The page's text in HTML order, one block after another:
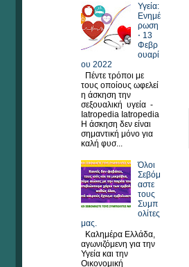
Υγεία:
Ενημέ
ρωση
⋅ 13
Φεβρ
ουαρί
ου 2022
Πέντε τρόποι με
τους οποίους ωφελεί
η άσκηση την
σεξουαλική υγεία -
Iatropedia Iatropedia
Η άσκηση δεν είναι
σημαντική μόνο για
καλή φυσ...
Όλοι
Σεβόμ
αστε
τους
Συμπ
ολίτες
μας.
Καλημέρα Ελλάδα,
αγωνιζόμενη για την
Υγεία και την
Οικονομική